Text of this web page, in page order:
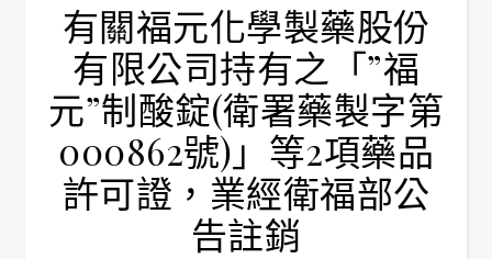
有關福元化學製藥股份
有限公司持有之「”福
元”制酸錠(衛署藥製字第
000862號)」等2項藥品
許可證，業經衛福部公
告註銷